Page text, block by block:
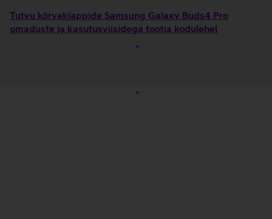
Tutvu kõrvaklappide Samsung Galaxy Buds4 Pro
omaduste ja kasutusviisidega tootja kodulehel